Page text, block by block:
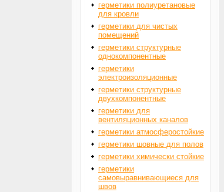
герметики полиуретановые
для кровли
герметики для чистых
помещений
герметики структурные
однокомпонентные
герметики
электроизоляционные
герметики структурные
двухкомпонентные
герметики для
вентиляционных каналов
герметики атмосферостойкие
герметики шовные для полов
герметики химически стойкие
герметики
самовыравнивающиеся для
швов